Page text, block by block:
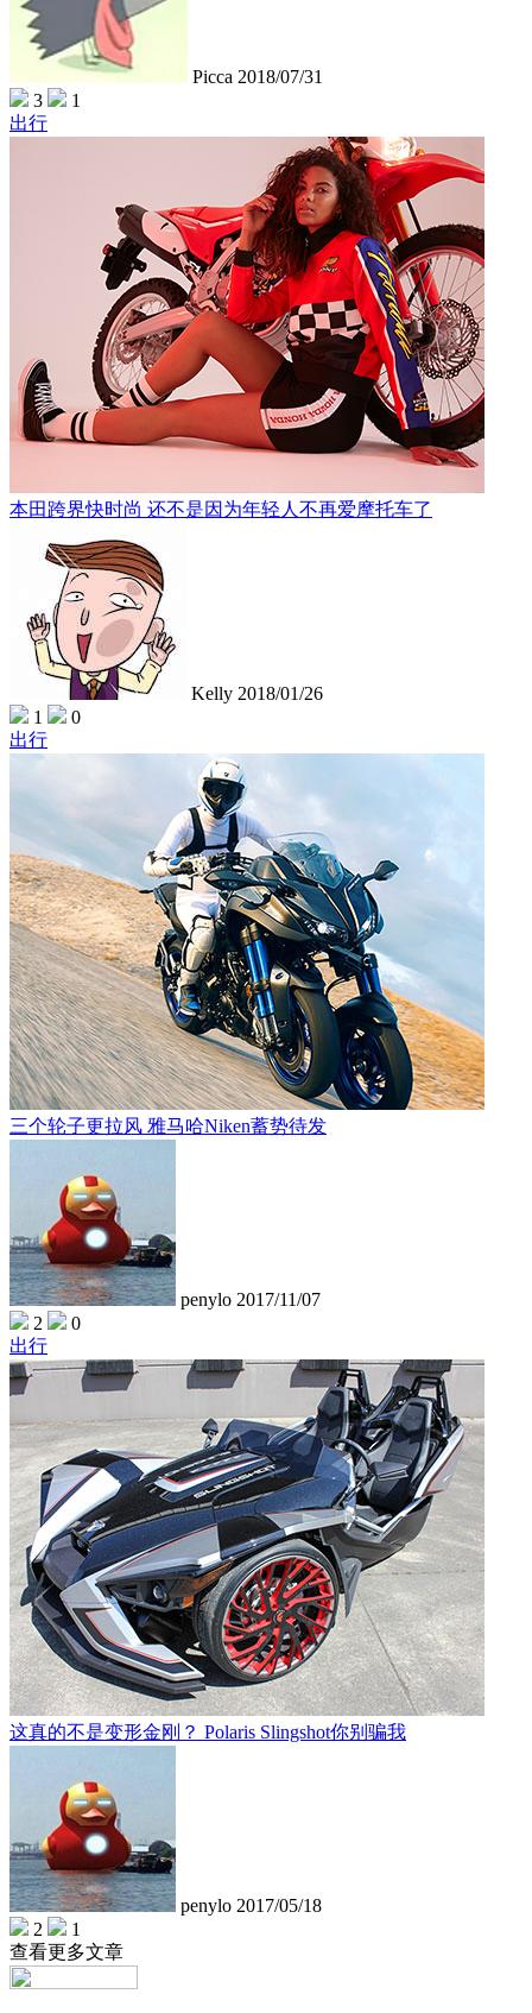
Picca 2018/07/31
3
1
出行
本田跨界快时尚 还不是因为年轻人不再爱摩托车了
Kelly 2018/01/26
1
0
出行
三个轮子更拉风 雅马哈Niken蓄势待发
penylo 2017/11/07
2
0
出行
这真的不是变形金刚？ Polaris Slingshot你别骗我
penylo 2017/05/18
2
1
查看更多文章